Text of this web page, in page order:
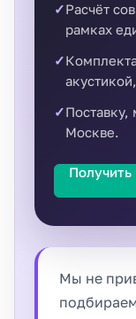
Расчёт
рамках
Поставку,
Москве.
Получить
Мы не